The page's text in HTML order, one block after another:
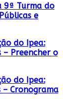
9ª Turma do
e
do Ipea:
– Preencher o
do Ipea:
– Cronograma